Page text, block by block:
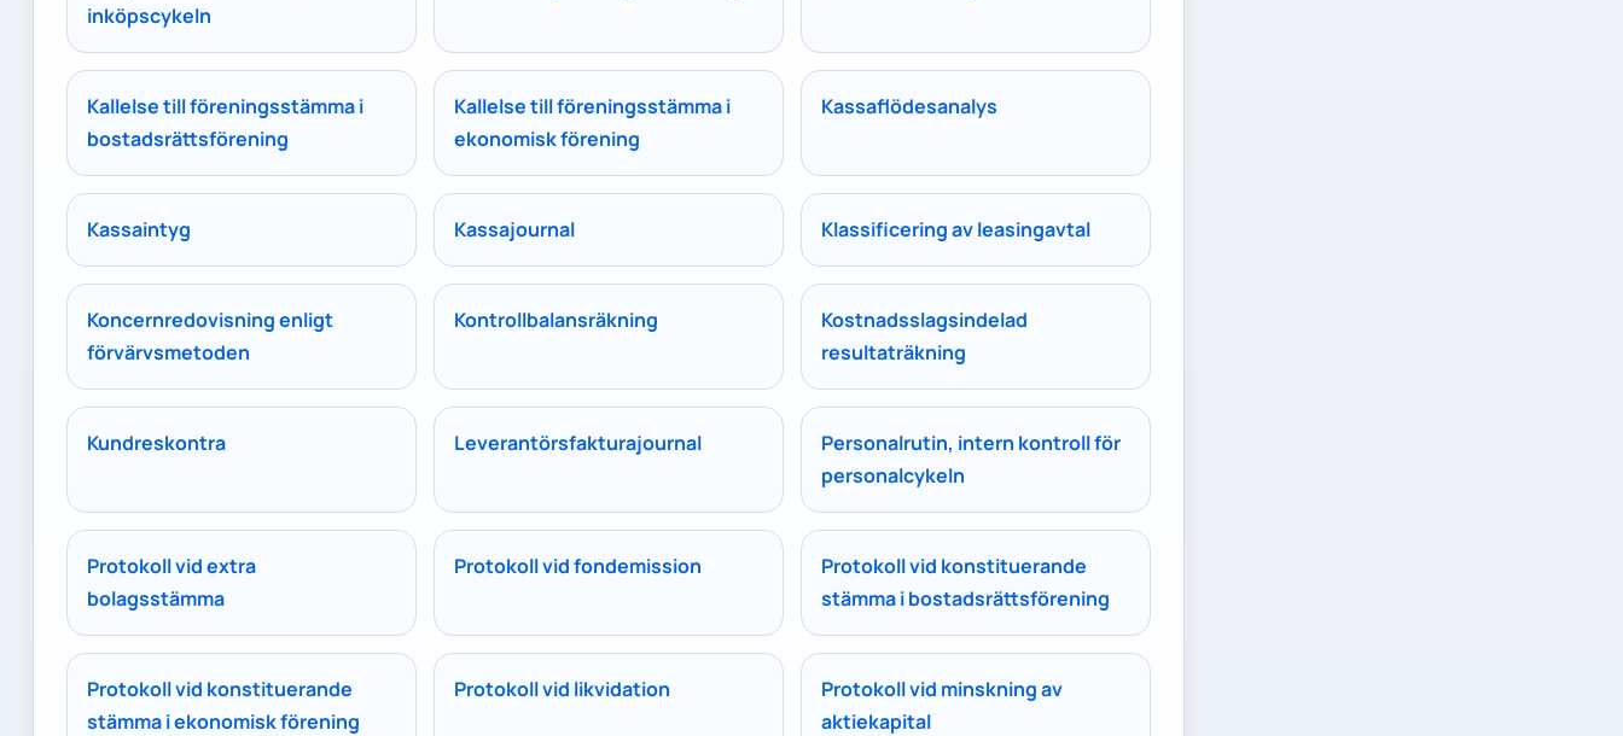
inköpscykeln
Kallelse till föreningsstämma i
bostadsrättsförening
Kallelse till föreningsstämma i
ekonomisk förening
Kassaflödesanalys
Kassaintyg Kassajournal Klassificering av leasingavtal
Koncernredovisning enligt
förvärvsmetoden
Kontrollbalansräkning
Kostnadsslagsindelad
resultaträkning
Kundreskontra Leverantörsfakturajournal
Personalrutin, intern kontroll för
personalcykeln
Protokoll vid extra
bolagsstämma
Protokoll vid fondemission
Protokoll vid konstituerande
stämma i bostadsrättsförening
Protokoll vid konstituerande
stämma i ekonomisk förening
Protokoll vid likvidation
Protokoll vid minskning av
aktiekapital